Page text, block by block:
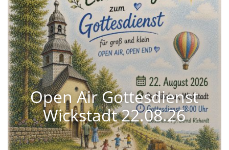
Open Air Gottesdienst
Wickstadt 22.08.26